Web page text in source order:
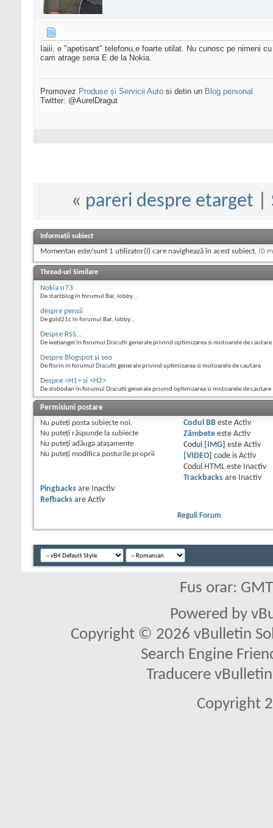
Iaiii, e "apetisant" telefonu,e foarte utilat. Nu cunosc pe nimeni
cam atrage seria E de la Nokia.
Promovez Produse și Servicii Auto si detin un Blog personal
Twitter: @AurelDragut
« pareri despre etarget
Informații subiect
Momentan este/sunt 1 utilizator(i) care navighează în acest subiect. (0
Thread-uri Similare
Nokia n73
De startblog în forumul Bar, lobby...
despre pensii
De gold21c în forumul Bar, lobby...
Despre RSS...
De webangel în forumul Discutii generale privind optimizarea si motoarele de cautare
Despre Blogspot si seo
De florin în forumul Discutii generale privind optimizarea si motoarele de cautare
Despre <H1> si <H2>
De slobodan în forumul Discutii generale privind optimizarea si motoarele de cautare
Permisiuni postare
Nu puteţi posta subiecte noi.
Nu puteţi răspunde la subiecte
Nu puteţi adăuga ataşamente
Nu puteţi modifica posturile proprii
Codul BBeste Activ
Zâmbeteeste Activ
Codul
[IMG] este Activ
[VIDEO] code is Activ
Codul HTML este
Inactiv
Trackbacksare
Inactiv
Pingbacks are
Inactiv
Refbacks are Activ
Reguli Forum
Fus orar:
Powered by
Copyright © 2026 vBulletin
Search Engine
Traducere
Copyright